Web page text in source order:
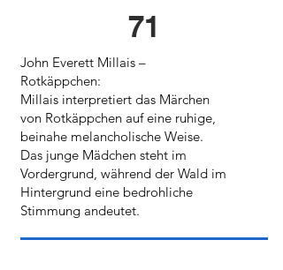
71
John Everett Millais –
Rotkäppchen:
Millais interpretiert das Märchen
von Rotkäppchen auf eine ruhige,
beinahe melancholische Weise.
Das junge Mädchen steht im
Vordergrund, während der Wald im
Hintergrund eine bedrohliche
Stimmung andeutet.